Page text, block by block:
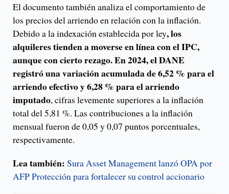
El documento también analiza el comportamiento de
los precios del arriendo en relación con la inflación.
Debido a la indexación establecida por ley, los
alquileres tienden a moverse en línea con el IPC,
aunque con cierto rezago. En 2024, el DANE
registró una variación acumulada de 6,52 % para el
arriendo efectivo y 6,28 % para el arriendo
imputado, cifras levemente superiores a la inflación
total del 5,81 %. Las contribuciones a la inflación
mensual fueron de 0,05 y 0,07 puntos porcentuales,
respectivamente.
Lea también: Sura Asset Management lanzó OPA por
AFP Protección para fortalecer su control accionario